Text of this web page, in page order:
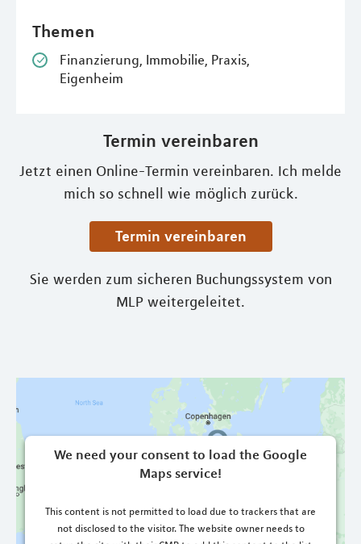
Themen
Finanzierung, Immobilie, Praxis,
Eigenheim
Termin vereinbaren
Jetzt einen Online-Termin vereinbaren. Ich melde
mich so schnell wie möglich zurück.
Termin vereinbaren
Sie werden zum sicheren Buchungssystem von
MLP weitergeleitet.
We need your consent to load the Google
Maps service!
This content is not permitted to load due to trackers that are
not disclosed to the visitor. The website owner needs to